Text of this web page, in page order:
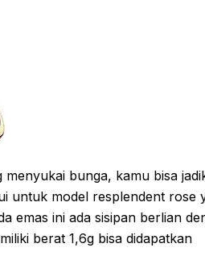
bunga, kamu bisa
untuk model resplendent rose
emas ini ada sisipan berlian
berat 1,6g bisa didapatkan